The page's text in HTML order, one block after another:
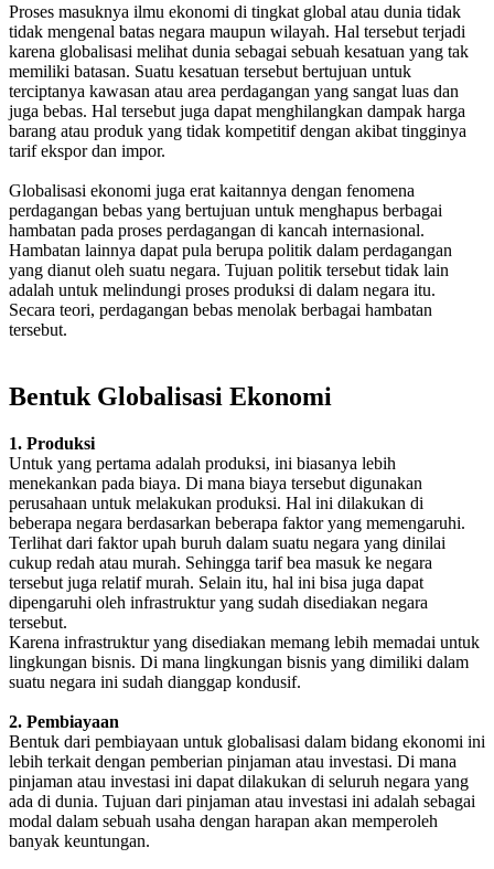
Proses masuknya ilmu ekonomi di tingkat global atau dunia tidak
tidak mengenal batas negara maupun wilayah. Hal tersebut terjadi
karena globalisasi melihat dunia sebagai sebuah kesatuan yang tak
memiliki batasan. Suatu kesatuan tersebut bertujuan untuk
terciptanya kawasan atau area perdagangan yang sangat luas dan
juga bebas. Hal tersebut juga dapat menghilangkan dampak harga
barang atau produk yang tidak kompetitif dengan akibat tingginya
tarif ekspor dan impor.
Globalisasi ekonomi juga erat kaitannya dengan fenomena
perdagangan bebas yang bertujuan untuk menghapus berbagai
hambatan pada proses perdagangan di kancah internasional.
Hambatan lainnya dapat pula berupa politik dalam perdagangan
yang dianut oleh suatu negara. Tujuan politik tersebut tidak lain
adalah untuk melindungi proses produksi di dalam negara itu.
Secara teori, perdagangan bebas menolak berbagai hambatan
tersebut.
Bentuk Globalisasi Ekonomi
1. Produksi
Untuk yang pertama adalah produksi, ini biasanya lebih
menekankan pada biaya. Di mana biaya tersebut digunakan
perusahaan untuk melakukan produksi. Hal ini dilakukan di
beberapa negara berdasarkan beberapa faktor yang memengaruhi.
Terlihat dari faktor upah buruh dalam suatu negara yang dinilai
cukup redah atau murah. Sehingga tarif bea masuk ke negara
tersebut juga relatif murah. Selain itu, hal ini bisa juga dapat
dipengaruhi oleh infrastruktur yang sudah disediakan negara
tersebut.
Karena infrastruktur yang disediakan memang lebih memadai untuk
lingkungan bisnis. Di mana lingkungan bisnis yang dimiliki dalam
suatu negara ini sudah dianggap kondusif.
2. Pembiayaan
Bentuk dari pembiayaan untuk globalisasi dalam bidang ekonomi ini
lebih terkait dengan pemberian pinjaman atau investasi. Di mana
pinjaman atau investasi ini dapat dilakukan di seluruh negara yang
ada di dunia. Tujuan dari pinjaman atau investasi ini adalah sebagai
modal dalam sebuah usaha dengan harapan akan memperoleh
banyak keuntungan.